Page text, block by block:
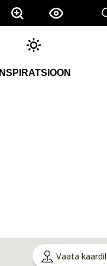
INSPIRATSIOON
Vaata kaardil